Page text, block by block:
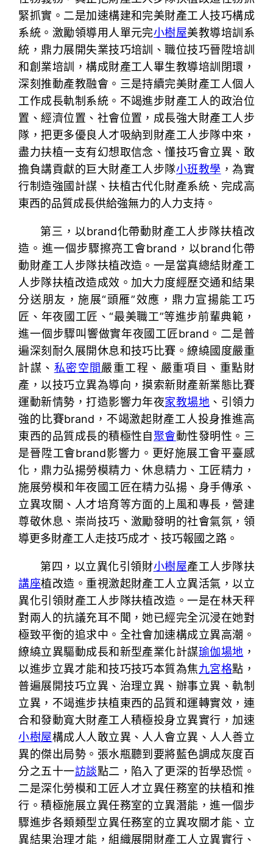
緊抓實。二是加速構建和完美財產工人技巧構成
系統。激勵領導用人單元完小樹屋美教導培訓系
統，鼎力展開失業技巧培訓、職位技巧晉陞培訓
和創業培訓，構成財產工人畢生教導培訓閉環，
深刻推動產教融會。三是持續完美財產工人個人
工作成長軌制系統。不竭進步財產工人的政治位
置、經濟位置、社會位置，成長強大財產工人步
隊，把更多優良人才吸納到財產工人步隊中來，
盡力扶植一支有幻想取信念、懂技巧會立異、敢
擔負講貢獻的巨大財產工人步隊小班教學 ，為實
行制造強國計謀、扶植古代化財產系統、完成高
東西的品質成長供給強無力的人力支持。
第三，以brand化帶動財產工人步隊扶植改
造。進一個步驟擦亮工會brand，以brand化帶
動財產工人步隊扶植改造。一是當真總結財產工
人步隊扶植改造成效。加大力度經歷交通和結果
分送朋友，施展“頭雁”效應，鼎力宣揚能工巧
匠、年夜國工匠、“最美職工”等進步前輩典範，
進一個步驟叫響做實年夜國工匠brand。二是普
遍深刻耐久展開休息和技巧比賽。繚繞國度嚴重
計謀、 私密空間嚴重工程、嚴重項目、重點財
產，以技巧立異為導向，摸索新財產新業態比賽
運動新情勢，打造影響力年夜家教場地 、引領力
強的比賽brand，不竭激起財產工人投身推進高
東西的品質成長的積極性自聚會動性發明性。三
是晉陞工會brand影響力。更好施展工會平臺感
化，鼎力弘揚勞模精力、休息精力、工匠精力，
施展勞模和年夜國工匠在精力弘揚、身手傳承、
立異攻關、人才培育等方面的上風和專長，營建
尊敬休息、崇尚技巧、激勵發明的社會氣氛，領
導更多財產工人走技巧成才、技巧報國之路。
第四，以立異化引領財小樹屋產工人步隊扶
講座植改造。重視激起財產工人立異活氣，以立
異化引領財產工人步隊扶植改造。一是在林天秤
對兩人的抗議充耳不聞，她已經完全沉浸在她對
極致平衡的追求中。全社會加速構成立異高潮。
繚繞立異驅動成長和新型產業化計謀瑜伽場地 ，
以進步立異才能和技巧技巧本質為焦九宮格點，
普遍展開技巧立異、治理立異、辦事立異、軌制
立異，不竭進步扶植東西的品質和運轉實效，連
合和發動寬大財產工人積極投身立異實行，加速
小樹屋構成人人敢立異、人人會立異、人人善立
異的傑出局勢。張水瓶聽到要將藍色調成灰度百
分之五十一訪談點二，陷入了更深的哲學恐慌。
二是深化勞模和工匠人才立異任務室的扶植和推
行。積極施展立異任務室的立異潛能，進一個步
驟進步各類類型立異任務室的立異攻關才能、立
異結果治理才能，組織展開財產工人立異實行、